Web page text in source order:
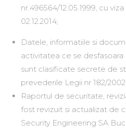
nr.496564/12.05.1999, cu
02.12.2014;
Datele, informatiile si
activitatea ce se desfasoara
sunt clasificate secrete de
prevederile Legii nr 182/
Raportul de securitate,
fost revizuit si actualizat de
Security Engineering SA